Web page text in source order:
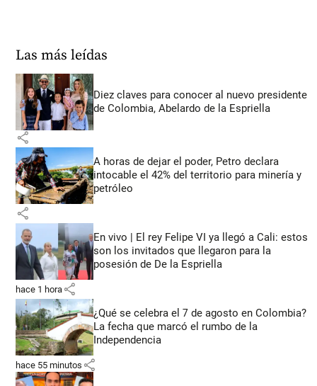
Las más leídas
Diez claves para conocer al nuevo presidente
de Colombia, Abelardo de la Espriella
share
A horas de dejar el poder, Petro declara
intocable el 42% del territorio para minería y
petróleo
share
En vivo | El rey Felipe VI ya llegó a Cali: estos
son los invitados que llegaron para la
posesión de De la Espriella
hace 1 hora share
¿Qué se celebra el 7 de agosto en Colombia?
La fecha que marcó el rumbo de la
Independencia
hace 55 minutos share